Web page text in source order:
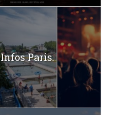
Infos Paris.